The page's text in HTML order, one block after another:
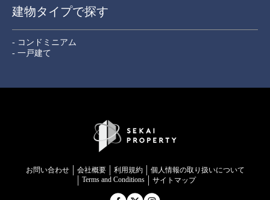
建物タイプで探す
- コンドミニアム
- 一戸建て
お問い合わせ 会社概要 利用規約
個⼈情報の取り扱いについて
Terms and Conditions
サイトマップ